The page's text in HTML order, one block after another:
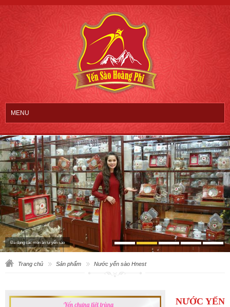
Đa dạng các món ăn từ yến sào
Trang chủ Sản phẩm Nước yến sào Hnest
NƯỚC YẾN